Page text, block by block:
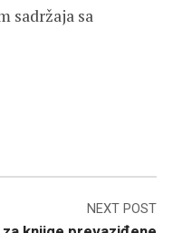
sadržaja sa
NEXT POST